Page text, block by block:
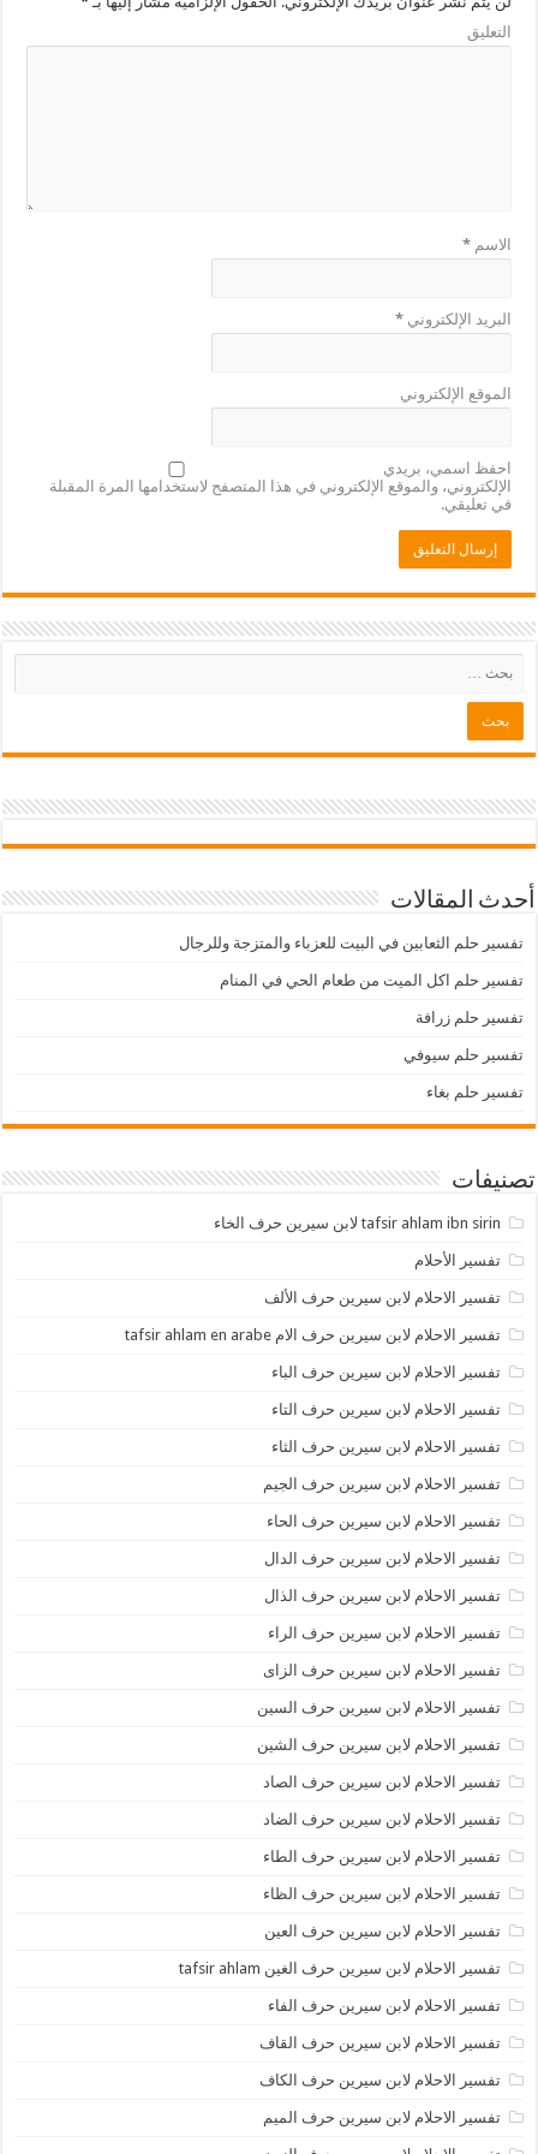
التعليق
الاسم*
البريد الإلكتروني*
الموقع الإلكتروني
احفظ اسمي، بريدي
الإلكتروني، والموقع الإلكتروني في هذا المتصفح لاستخدامها المرة المقبلة
في تعليقي.
أحدث المقالات
تفسير حلم الثعابين في البيت للعزباء والمتزجة وللرجال
تفسير حلم اكل الميت من طعام الحي في المنام
تفسير حلم زرافة
تفسير حلم سيوفي
تفسير حلم بغاء
تصنيفات
tafsir ahlam ibn sirin لابن سيرين حرف الخاء
تفسير الأحلام
تفسير الاحلام لابن سيرين حرف الألف
تفسير الاحلام لابن سيرين حرف الام tafsir ahlam en arabe
تفسير الاحلام لابن سيرين حرف الباء
تفسير الاحلام لابن سيرين حرف التاء
تفسير الاحلام لابن سيرين حرف الثاء
تفسير الاحلام لابن سيرين حرف الجيم
تفسير الاحلام لابن سيرين حرف الحاء
تفسير الاحلام لابن سيرين حرف الدال
تفسير الاحلام لابن سيرين حرف الذال
تفسير الاحلام لابن سيرين حرف الراء
تفسير الاحلام لابن سيرين حرف الزاى
تفسير الاحلام لابن سيرين حرف السين
تفسير الاحلام لابن سيرين حرف الشين
تفسير الاحلام لابن سيرين حرف الصاد
تفسير الاحلام لابن سيرين حرف الضاد
تفسير الاحلام لابن سيرين حرف الطاء
تفسير الاحلام لابن سيرين حرف الظاء
تفسير الاحلام لابن سيرين حرف العين
تفسير الاحلام لابن سيرين حرف الغين tafsir ahlam
تفسير الاحلام لابن سيرين حرف الفاء
تفسير الاحلام لابن سيرين حرف القاف
تفسير الاحلام لابن سيرين حرف الكاف
تفسير الاحلام لابن سيرين حرف الميم